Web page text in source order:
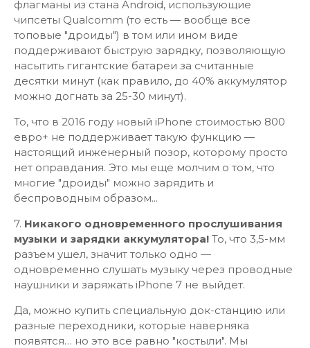
флагманы из стана Android, использующие
чипсеты Qualcomm (то есть — вообще все
топовые "дроиды") в том или ином виде
поддерживают быструю зарядку, позволяющую
насытить гигантские батареи за считанные
десятки минут (как правило, до 40% аккумулятор
можно догнать за 25-30 минут).
То, что в 2016 году новый iPhone стоимостью 800
евро+ не поддерживает такую функцию —
настоящий инженерный позор, которому просто
нет оправдания. Это мы еще молчим о том, что
многие "дроиды" можно зарядить и
беспроводным образом...
7. Никакого одновременного прослушивания
музыки и зарядки аккумулятора! То, что 3,5-мм
разъем ушел, значит только одно —
одновременно слушать музыку через проводные
наушники и заряжать iPhone 7 не выйдет.
Да, можно купить специальную док-станцию или
разные переходники, которые наверняка
появятся… но это все равно "костыли". Мы